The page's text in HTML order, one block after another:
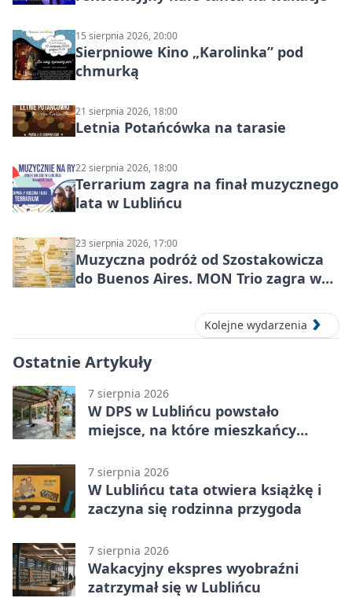
15 sierpnia 2026, 20:00
Sierpniowe Kino „Karolinka” pod
chmurką
21 sierpnia 2026, 18:00
Letnia Potańcówka na tarasie
22 sierpnia 2026, 18:00
Terrarium zagra na finał muzycznego
lata w Lublińcu
23 sierpnia 2026, 17:00
Muzyczna podróż od Szostakowicza
do Buenos Aires. MON Trio zagra w
Kolejne wydarzenia
Ostatnie Artykuły
7 sierpnia 2026
W DPS w Lublińcu powstało
miejsce, na które mieszkańcy
7 sierpnia 2026
W Lublińcu tata otwiera książkę i
zaczyna się rodzinna przygoda
7 sierpnia 2026
Wakacyjny ekspres wyobraźni
zatrzymał się w Lublińcu